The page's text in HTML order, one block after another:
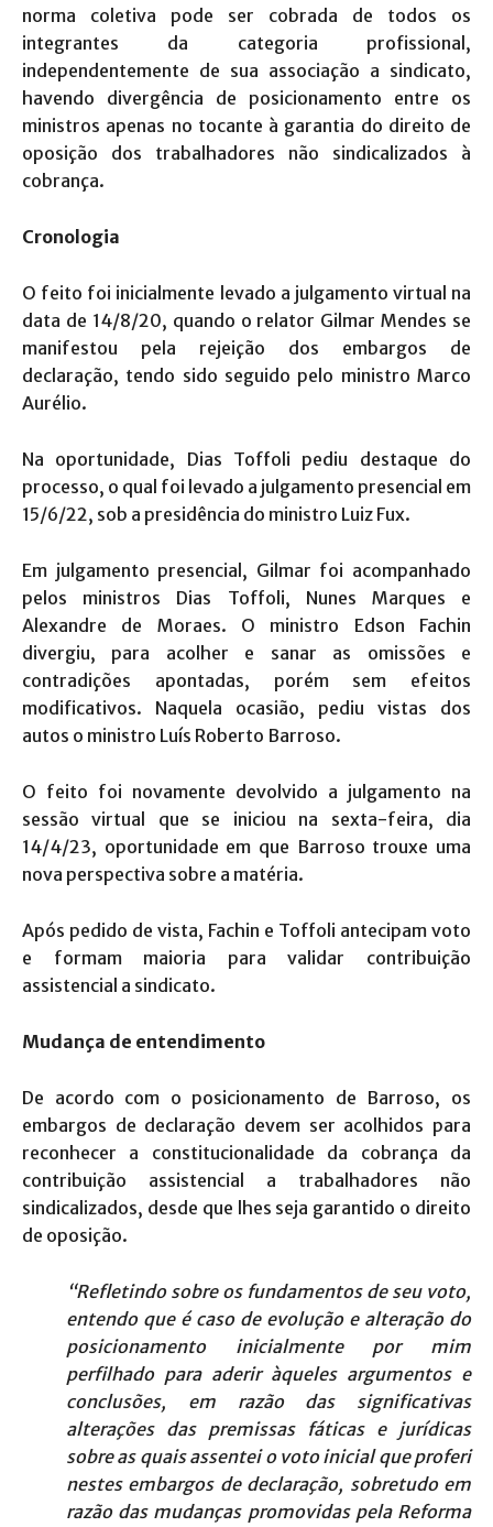
norma coletiva pode ser cobrada de todos os
integrantes da categoria profissional,
independentemente de sua associação a sindicato,
havendo divergência de posicionamento entre os
ministros apenas no tocante à garantia do direito de
oposição dos trabalhadores não sindicalizados à
cobrança.
Cronologia
O feito foi inicialmente levado a julgamento virtual na
data de 14/8/20, quando o relator Gilmar Mendes se
manifestou pela rejeição dos embargos de
declaração, tendo sido seguido pelo ministro Marco
Aurélio.
Na oportunidade, Dias Toffoli pediu destaque do
processo, o qual foi levado a julgamento presencial em
15/6/22, sob a presidência do ministro Luiz Fux.
Em julgamento presencial, Gilmar foi acompanhado
pelos ministros Dias Toffoli, Nunes Marques e
Alexandre de Moraes. O ministro Edson Fachin
divergiu, para acolher e sanar as omissões e
contradições apontadas, porém sem efeitos
modificativos. Naquela ocasião, pediu vistas dos
autos o ministro Luís Roberto Barroso.
O feito foi novamente devolvido a julgamento na
sessão virtual que se iniciou na sexta-feira, dia
14/4/23, oportunidade em que Barroso trouxe uma
nova perspectiva sobre a matéria.
Após pedido de vista, Fachin e Toffoli antecipam voto
e formam maioria para validar contribuição
assistencial a sindicato.
Mudança de entendimento
De acordo com o posicionamento de Barroso, os
embargos de declaração devem ser acolhidos para
reconhecer a constitucionalidade da cobrança da
contribuição assistencial a trabalhadores não
sindicalizados, desde que lhes seja garantido o direito
de oposição.
“Refletindo sobre os fundamentos de seu voto,
entendo que é caso de evolução e alteração do
posicionamento inicialmente por mim
perfilhado para aderir àqueles argumentos e
conclusões, em razão das significativas
alterações das premissas fáticas e jurídicas
sobre as quais assentei o voto inicial que proferi
nestes embargos de declaração, sobretudo em
razão das mudanças promovidas pela Reforma